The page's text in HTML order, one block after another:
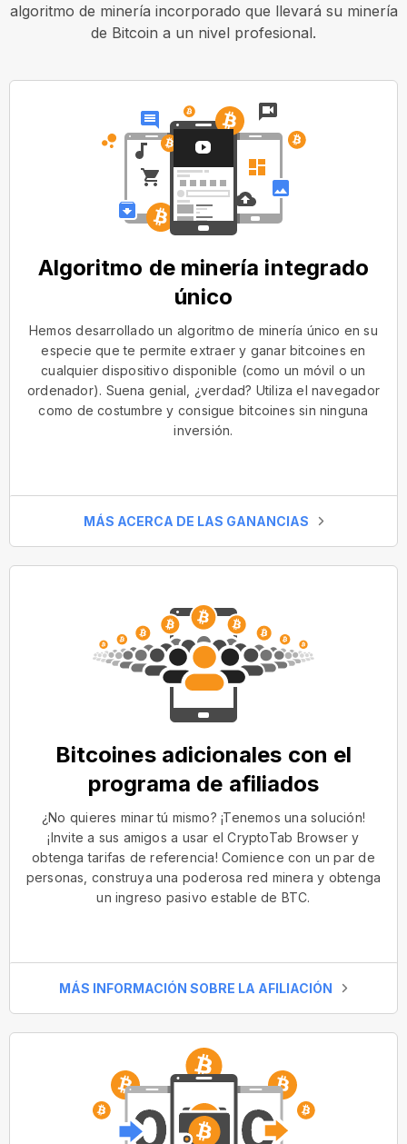
algoritmo de minería incorporado que llevará su minería
de Bitcoin a un nivel profesional.
Algoritmo de minería integrado
único
Hemos desarrollado un algoritmo de minería único en su
especie que te permite extraer y ganar bitcoines en
cualquier dispositivo disponible (como un móvil o un
ordenador). Suena genial, ¿verdad? Utiliza el navegador
como de costumbre y consigue bitcoines sin ninguna
inversión.
MÁS ACERCA DE LAS GANANCIAS
Bitcoines adicionales con el
programa de afiliados
¿No quieres minar tú mismo? ¡Tenemos una solución!
¡Invite a sus amigos a usar el CryptoTab Browser y
obtenga tarifas de referencia! Comience con un par de
personas, construya una poderosa red minera y obtenga
un ingreso pasivo estable de BTC.
MÁS INFORMACIÓN SOBRE LA AFILIACIÓN